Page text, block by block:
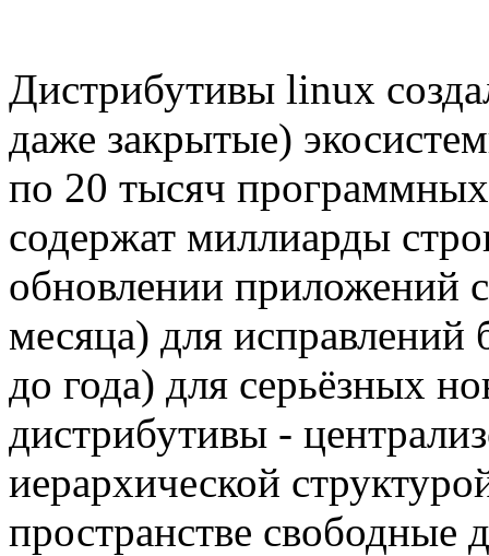
Дистрибутивы linux
даже закрытые)
по 20 тысяч
содержат миллиарды
обновлении приложений
месяца) для исправлений
до года) для серьёзных
дистрибутивы -
иерархической
пространстве свободные